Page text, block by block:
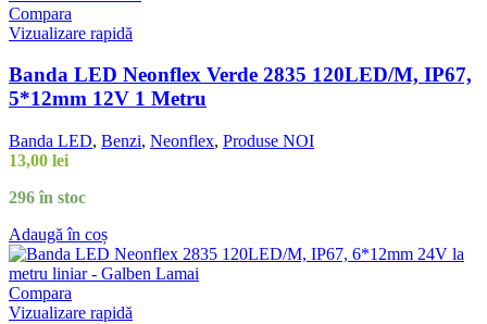
Compara
Vizualizare rapidă
Banda LED Neonflex Verde 2835 120LED/M, IP67,
5*12mm 12V 1 Metru
Banda LED, Benzi, Neonflex, Produse NOI
13,00 lei
296 în stoc
Adaugă în coș
Compara
Vizualizare rapidă